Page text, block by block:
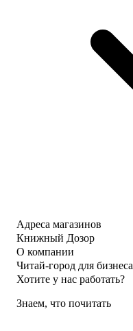
Адреса магазинов
Книжный Дозор
О компании
Читай-город для бизнеса
Хотите у нас работать?
Знаем, что почитать